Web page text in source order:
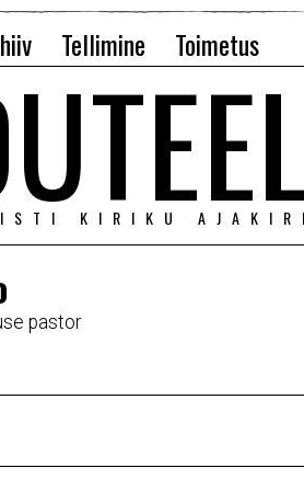
Tellimine Toimetus
KIRIKU
pastor